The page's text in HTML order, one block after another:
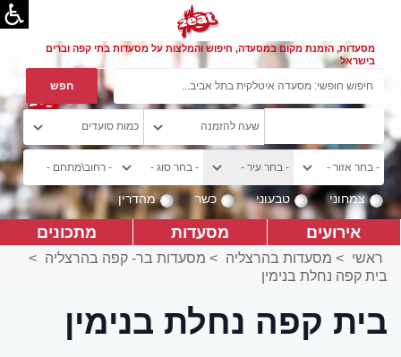
מסעדות, הזמנת מקום במסעדה, חיפוש והמלצות על מסעדות בתי קפה וברים
בישראל
צמחוני טבעוני כשר מהדרין
אירועים מסעדות מתכונים
ראשי > מסעדות בהרצליה > מסעדות בר- קפה בהרצליה >
בית קפה נחלת בנימין
בית קפה נחלת בנימין